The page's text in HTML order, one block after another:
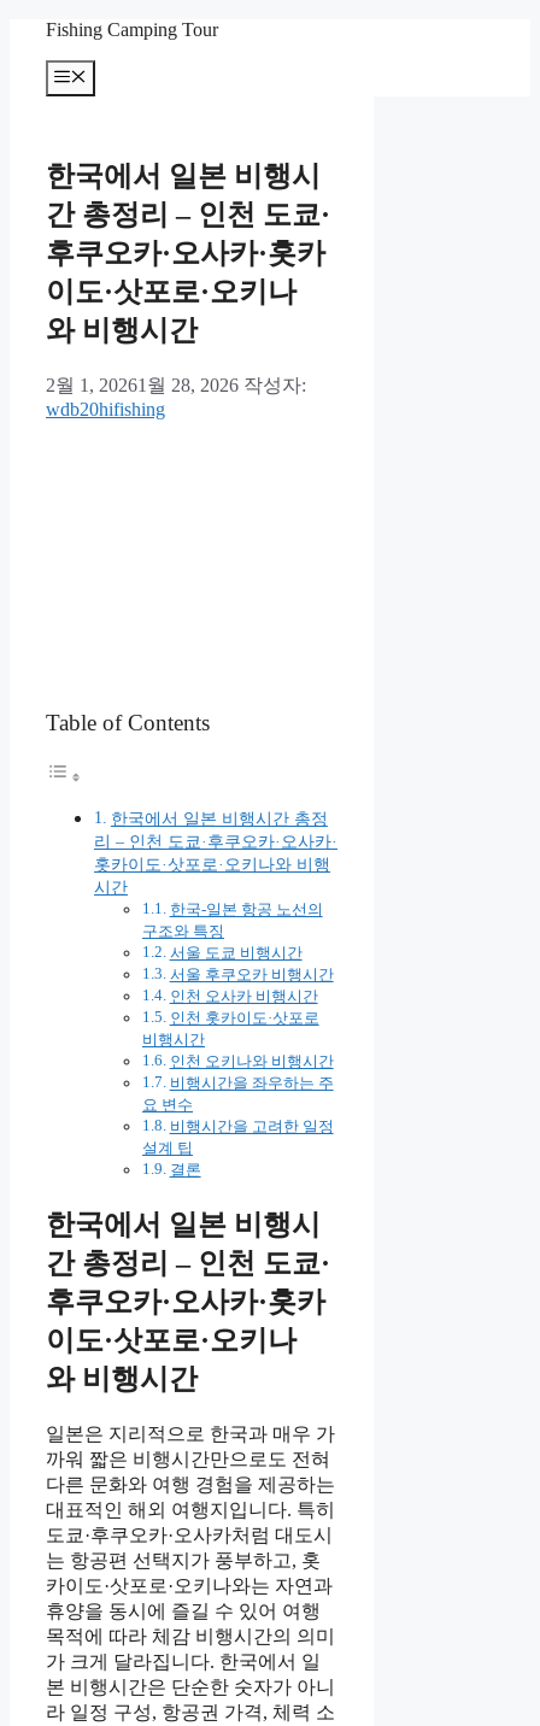
Fishing Camping Tour
메
뉴
한국에서 일본 비행시
간 총정리 – 인천 도쿄·
후쿠오카·오사카·홋카
이도·삿포로·오키나
와 비행시간
2월 1, 20261월 28, 2026 작성자:
wdb20hifishing
Table of Contents
한국에서 일본 비행시간 총정
리 – 인천 도쿄·후쿠오카·오사카·
홋카이도·삿포로·오키나와 비행
시간
한국-일본 항공 노선의
구조와 특징
서울 도쿄 비행시간
서울 후쿠오카 비행시간
인천 오사카 비행시간
인천 홋카이도·삿포로
비행시간
인천 오키나와 비행시간
비행시간을 좌우하는 주
요 변수
비행시간을 고려한 일정
설계 팁
결론
한국에서 일본 비행시
간 총정리 – 인천 도쿄·
후쿠오카·오사카·홋카
이도·삿포로·오키나
와 비행시간
일본은 지리적으로 한국과 매우 가
까워 짧은 비행시간만으로도 전혀
다른 문화와 여행 경험을 제공하는
대표적인 해외 여행지입니다. 특히
도쿄·후쿠오카·오사카처럼 대도시
는 항공편 선택지가 풍부하고, 홋
카이도·삿포로·오키나와는 자연과
휴양을 동시에 즐길 수 있어 여행
목적에 따라 체감 비행시간의 의미
가 크게 달라집니다. 한국에서 일
본 비행시간은 단순한 숫자가 아니
라 일정 구성, 항공권 가격, 체력 소